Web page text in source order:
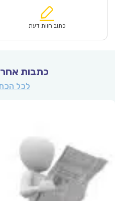
₪61.00.
הוא:
כתוב חוות דעת
כתבות
לכל